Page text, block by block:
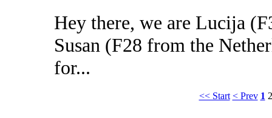
Hey there, we are Lucija
Susan (F28 from the
for...
<< Start < Prev 1 2